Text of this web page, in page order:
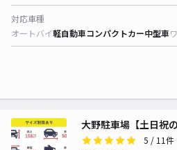
対応車種
オートバイ軽自動車コンパクトカー中型車
大野駐車場【土日祝
5 / 11件